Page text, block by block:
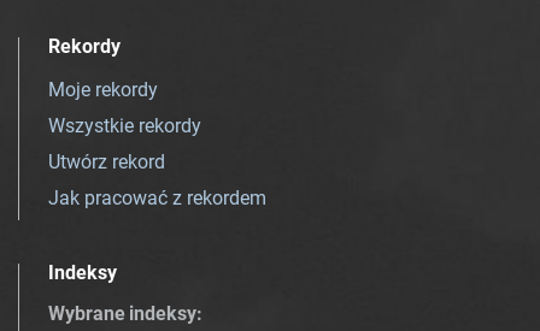
Rekordy
Moje rekordy
Wszystkie rekordy
Utwórz rekord
Jak pracować z rekordem
Indeksy
Wybrane indeksy: